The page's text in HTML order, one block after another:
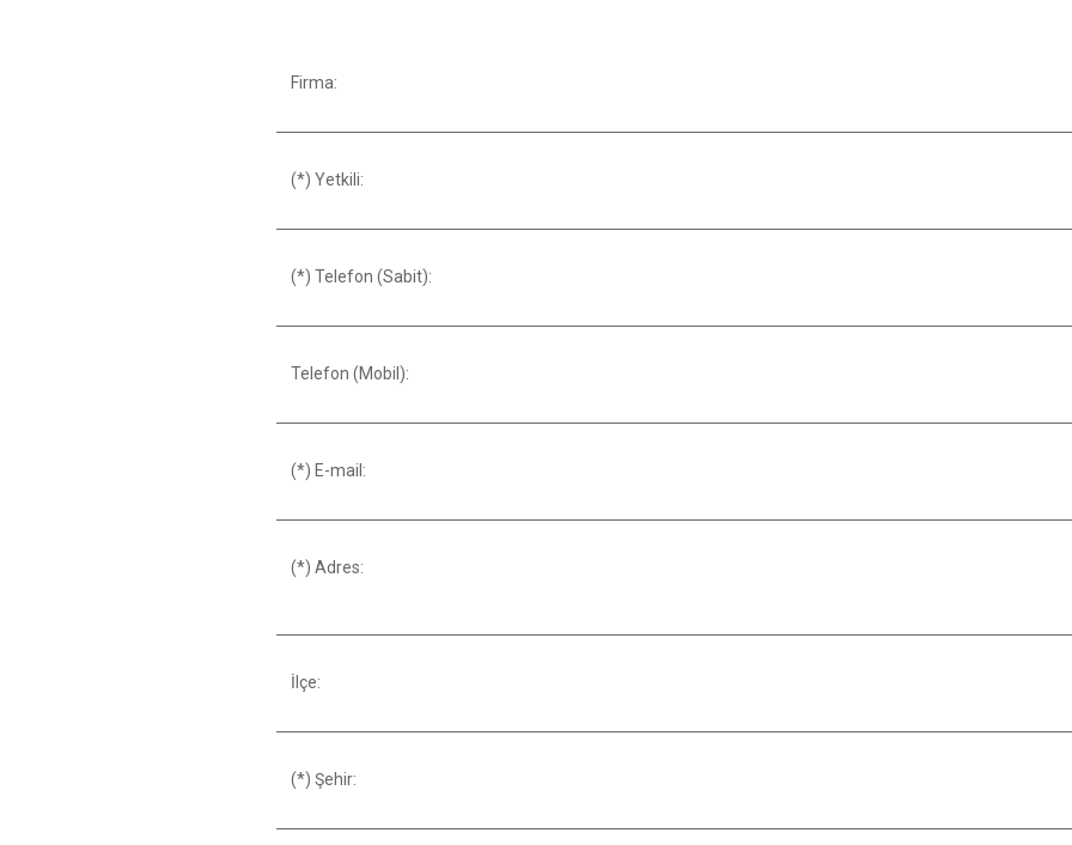
Firma:
(*) Yetkili:
(*) Telefon (Sabit):
Telefon (Mobil):
(*) E-mail:
(*) Adres:
İlçe:
(*) Şehir: